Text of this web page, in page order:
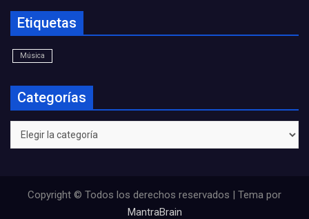
Etiquetas
Música
Categorías
Categorías
Copyright © Todos los derechos reservados | Tema por
MantraBrain